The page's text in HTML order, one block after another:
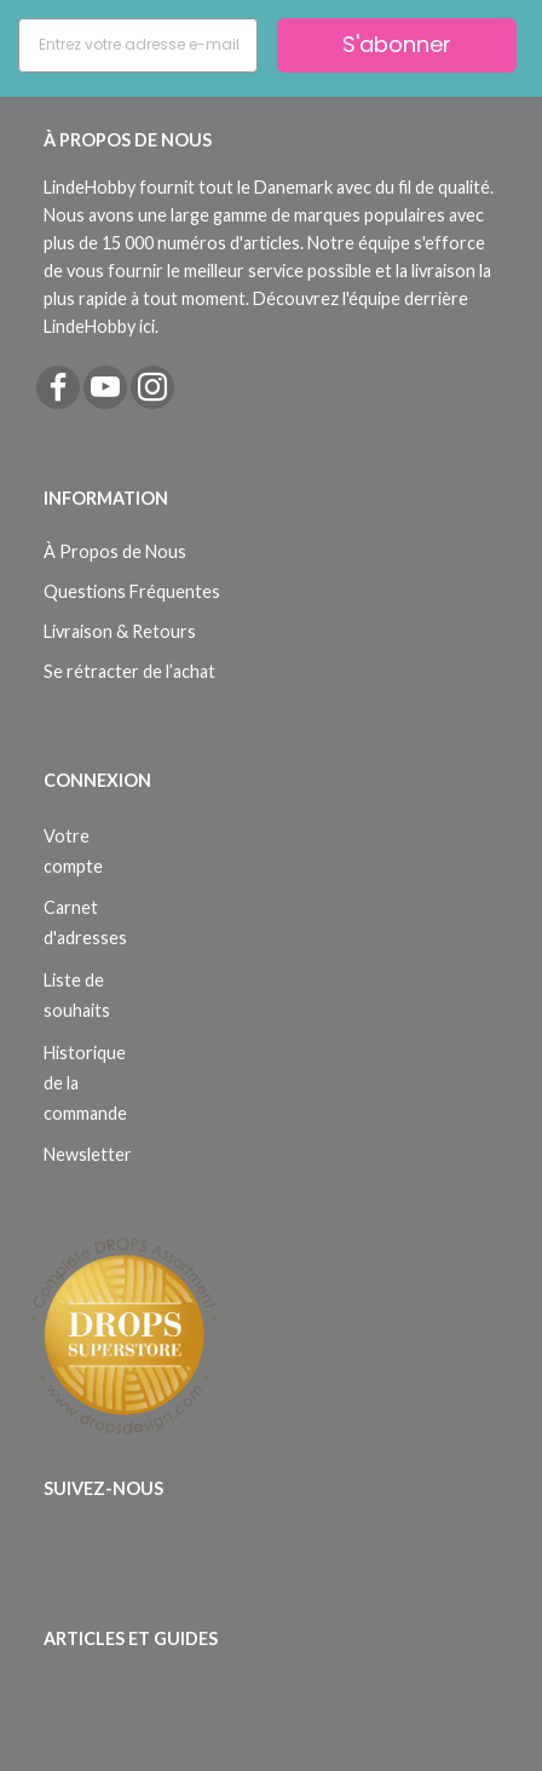
S'abonner
À PROPOS DE NOUS
LindeHobby fournit tout le Danemark avec du fil de qualité.
Nous avons une large gamme de marques populaires avec
plus de 15 000 numéros d'articles. Notre équipe s'efforce
de vous fournir le meilleur service possible et la livraison la
plus rapide à tout moment. Découvrez l'équipe derrière
LindeHobby ici.
INFORMATION
À Propos de Nous
Questions Fréquentes
Livraison & Retours
Se rétracter de l’achat
CONNEXION
Votre
compte
Carnet
d'adresses
Liste de
souhaits
Historique
de la
commande
Newsletter
SUIVEZ-NOUS
ARTICLES ET GUIDES